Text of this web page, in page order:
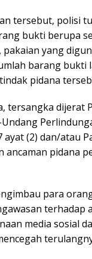
tersebut, polisi
bukti berupa
yang
barang bukti
pidana
tersangka dijerat
Undang
(2) dan/atau
ancaman pidana
para
terhadap
media sosial